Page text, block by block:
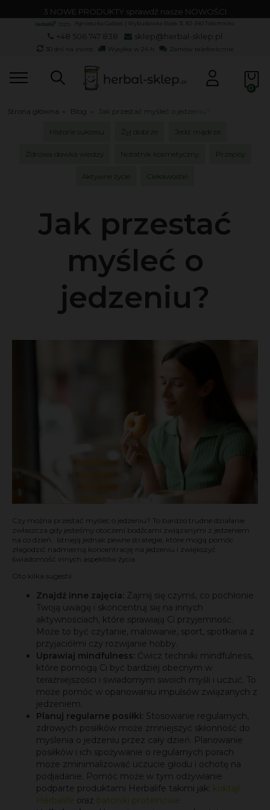
3 NOWE PRODUKTY sprawdź nasze NOWOŚCI
Agnieszka Gabiec | Wybudówka Biała 31, 82-340 Tolkmicko
+48 506 747 838 sklep@herbal-sklep.pl
30 dni na zwrot Wysyłka w 24 h Zamów telefonicznie
Strona główna Blog Jak przestać myśleć o jedzeniu?
Historie sukcesu Żyj dobrze Jedz mądrze
Zdrowa dawka wiedzy Notatnik kosmetyczny Przepisy
Aktywne życie Ciekawostki
Jak przestać
myśleć o
jedzeniu?
Czy można przestać myślec o jedzeniu? To bardzo trudne działanie
zwłaszcza gdy jesteśmy otoczeni bodźcami związanymi z jedzeniem
na co dzień. Istnieją jednak pewne strategie, które mogą pomóc
złagodzić nadmierną koncentrację na jedzeniu i zwiększyć
świadomość innych aspektów życia.
Oto kilka sugestii:
Znajdź inne zajęcia: Zajmij się czymś, co pochłonie
Twoją uwagę i skoncentruj się na innych
aktywnościach, które sprawiają Ci przyjemność.
Może to być czytanie, malowanie, sport, spotkania z
przyjaciółmi czy rozwijanie hobby.
Uprawiaj mindfulness: Ćwicz techniki mindfulness,
które pomogą Ci być bardziej obecnym w
teraźniejszości i świadomym swoich myśli i uczuć. To
może pomóc w opanowaniu impulsów związanych z
jedzeniem.
Planuj regularne posiłki: Stosowanie regularnych,
zdrowych posiłków może zmniejszyć skłonność do
myślenia o jedzeniu przez cały dzień. Planowanie
posiłków i ich spożywanie o regularnych porach
może zminimalizować uczucie głodu i ochotę na
podjadanie. Pomóc może w tym odżywianie
podparte produktami Herbalife takimi jak: koktajl
Herbalife oraz batoniki proteinowe